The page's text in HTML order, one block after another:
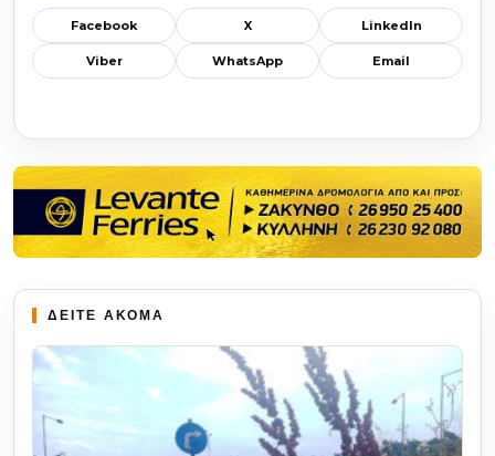
Facebook X LinkedIn
Viber WhatsApp Email
ΔΕΙΤΕ ΑΚΟΜΑ